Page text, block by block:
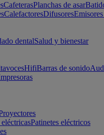
CafeterasPlanchas de asar
CalefactoresDifusores
dentalSalud y bienestar
HifiBarras de sonido
Patinetes eléctricos